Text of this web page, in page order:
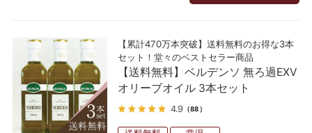
【累計470万本突破】送料無料のお得な3本
セット！堂々のベストセラー商品
【送料無料】ベルデンソ 無ろ過EXV
オリーブオイル 3本セット
4.9 （88）